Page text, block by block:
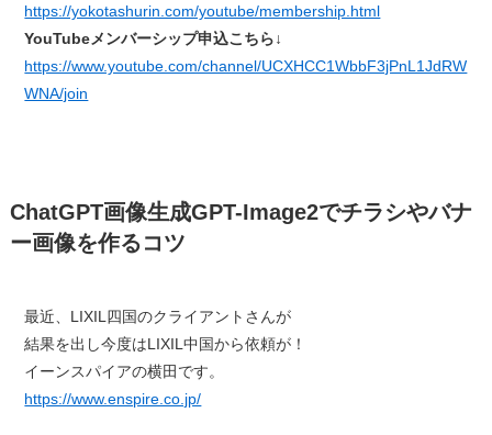
https://yokotashurin.com/youtube/membership.html
YouTubeメンバーシップ申込こちら↓
https://www.youtube.com/channel/UCXHCC1WbbF3jPnL1JdRW
WNA/join
ChatGPT画像生成GPT-Image2でチラシやバナ
ー画像を作るコツ
最近、LIXIL四国のクライアントさんが
結果を出し今度はLIXIL中国から依頼が！
イーンスパイアの横田です。
https://www.enspire.co.jp/